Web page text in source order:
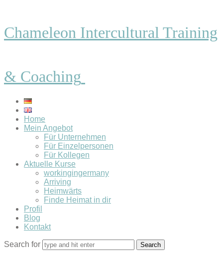
Chameleon Intercultural Training
& Coaching
Home
Mein Angebot
Für Unternehmen
Für Einzelpersonen
Für Kollegen
Aktuelle Kurse
workingingermany
Arriving
Heimwärts
Finde Heimat in dir
Profil
Blog
Kontakt
Search for